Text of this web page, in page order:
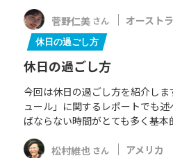
菅野仁美 さん オースト
休日の過ごし方
休日の過ごし方
今回は休日の過ごし方を紹介し
ュール」に関するレポートでも
ばならない時間がとても多く基
松村維也 さん アメリカ